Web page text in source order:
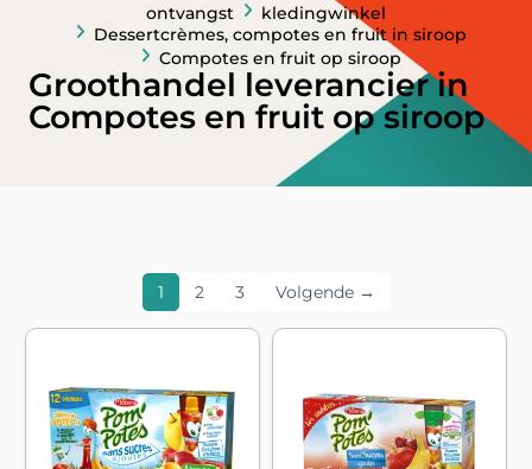
ontvangst
kledingwinkel
Dessertcrèmes, compotes en fruit in siroop
Compotes en fruit op siroop
Groothandel leverancier in
Compotes en fruit op siroop
1 2 3 Volgende →